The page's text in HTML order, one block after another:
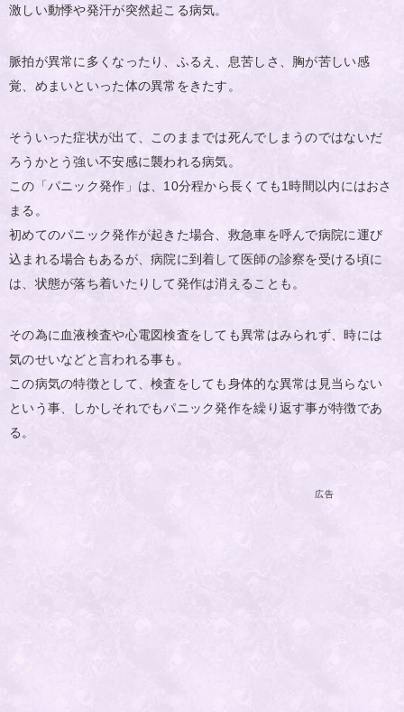
激しい動悸や発汗が突然起こる病気。
脈拍が異常に多くなったり、ふるえ、息苦しさ、胸が苦しい感
覚、めまいといった体の異常をきたす。
そういった症状が出て、このままでは死んでしまうのではないだ
ろうかとう強い不安感に襲われる病気。
この「パニック発作」は、10分程から長くても1時間以内にはおさ
まる。
初めてのパニック発作が起きた場合、救急車を呼んで病院に運び
込まれる場合もあるが、病院に到着して医師の診察を受ける頃に
は、状態が落ち着いたりして発作は消えることも。
その為に血液検査や心電図検査をしても異常はみられず、時には
気のせいなどと言われる事も。
この病気の特徴として、検査をしても身体的な異常は見当らない
という事、しかしそれでもパニック発作を繰り返す事が特徴であ
る。
広告